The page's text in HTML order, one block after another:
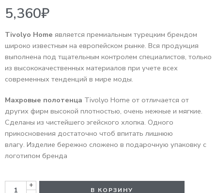
Tivolyo Home является премиальным турецким брендом
широко известным на европейском рынке. Вся продукция
выполнена под тщательным контролем специалистов, только
из высококачественных материалов при учете всех
современных тенденций в мире моды.
Махровые полотенца Tivolyo Home от отличается от
других фирм высокой плотностью, очень нежные и мягкие.
Сделаны из чистейшего эгейского хлопка. Одного
прикосновения достаточно чтоб впитать лишнюю
влагу. Изделие бережно сложено в подарочную упаковку с
логотипом бренда
+
В КОРЗИНУ